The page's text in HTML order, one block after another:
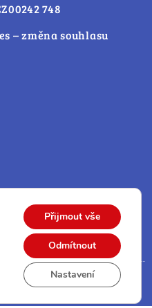
748
– změna souhlasu
Přijmout vše
Odmítnout
Nastavení